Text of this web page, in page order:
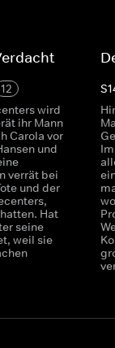
12
wird
ihr Mann
Carola vor
und
verrät bei
und der
Hat
seine
weil sie
S